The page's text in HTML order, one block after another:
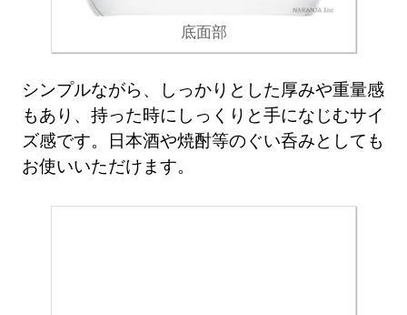
底面部
シンプルながら、しっかりとした厚みや重量感
もあり、持った時にしっくりと手になじむサイ
ズ感です。日本酒や焼酎等のぐい呑みとしても
お使いいただけます。